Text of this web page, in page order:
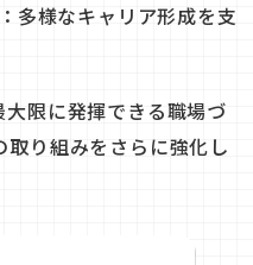
：多様なキャリア形成を支
限に発揮できる職場づ
取り組みをさらに強化し